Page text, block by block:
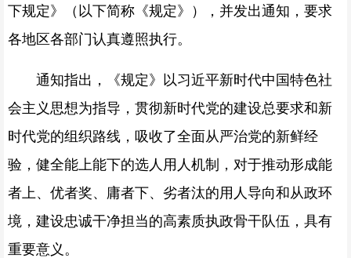
下规定》（以下简称《规定》），并发出通知，要求
各地区各部门认真遵照执行。
通知指出，《规定》以习近平新时代中国特色社
会主义思想为指导，贯彻新时代党的建设总要求和新
时代党的组织路线，吸收了全面从严治党的新鲜经
验，健全能上能下的选人用人机制，对于推动形成能
者上、优者奖、庸者下、劣者汰的用人导向和从政环
境，建设忠诚干净担当的高素质执政骨干队伍，具有
重要意义。